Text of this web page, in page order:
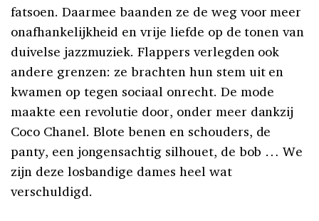
fatsoen. Daarmee baanden ze de weg voor meer
onafhankelijkheid en vrije liefde op de tonen van
duivelse jazzmuziek. Flappers verlegden ook
andere grenzen: ze brachten hun stem uit en
kwamen op tegen sociaal onrecht. De mode
maakte een revolutie door, onder meer dankzij
Coco Chanel. Blote benen en schouders, de
panty, een jongensachtig silhouet, de bob … We
zijn deze losbandige dames heel wat
verschuldigd.